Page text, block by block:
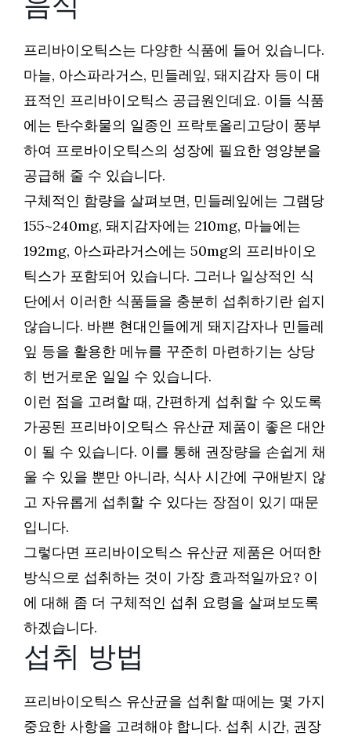
프리바이오틱스는 다양한 식품에 들어 있습니다.
마늘, 아스파라거스, 민들레잎, 돼지감자 등이 대
표적인 프리바이오틱스 공급원인데요. 이들 식품
에는 탄수화물의 일종인 프락토올리고당이 풍부
하여 프로바이오틱스의 성장에 필요한 영양분을
공급해 줄 수 있습니다.
구체적인 함량을 살펴보면, 민들레잎에는 그램당
155~240mg, 돼지감자에는 210mg, 마늘에는
192mg, 아스파라거스에는 50mg의 프리바이오
틱스가 포함되어 있습니다. 그러나 일상적인 식
단에서 이러한 식품들을 충분히 섭취하기란 쉽지
않습니다. 바쁜 현대인들에게 돼지감자나 민들레
잎 등을 활용한 메뉴를 꾸준히 마련하기는 상당
히 번거로운 일일 수 있습니다.
이런 점을 고려할 때, 간편하게 섭취할 수 있도록
가공된 프리바이오틱스 유산균 제품이 좋은 대안
이 될 수 있습니다. 이를 통해 권장량을 손쉽게 채
울 수 있을 뿐만 아니라, 식사 시간에 구애받지 않
고 자유롭게 섭취할 수 있다는 장점이 있기 때문
입니다.
그렇다면 프리바이오틱스 유산균 제품은 어떠한
방식으로 섭취하는 것이 가장 효과적일까요? 이
에 대해 좀 더 구체적인 섭취 요령을 살펴보도록
하겠습니다.
섭취 방법
프리바이오틱스 유산균을 섭취할 때에는 몇 가지
중요한 사항을 고려해야 합니다. 섭취 시간, 권장